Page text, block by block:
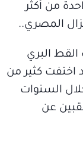
من أكثر
المصري..
البري
اختفت كثير من
السنوات
عن